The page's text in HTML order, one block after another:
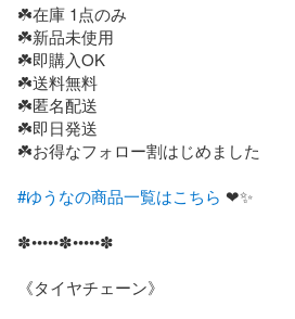
☘️在庫 1点のみ
☘️新品未使用
☘️即購入OK
☘️送料無料
☘️匿名配送
☘️即日発送
☘️お得なフォロー割はじめました
#ゆうなの商品一覧はこちら ❤✨️
✽•••••✽•••••✽
《タイヤチェーン》